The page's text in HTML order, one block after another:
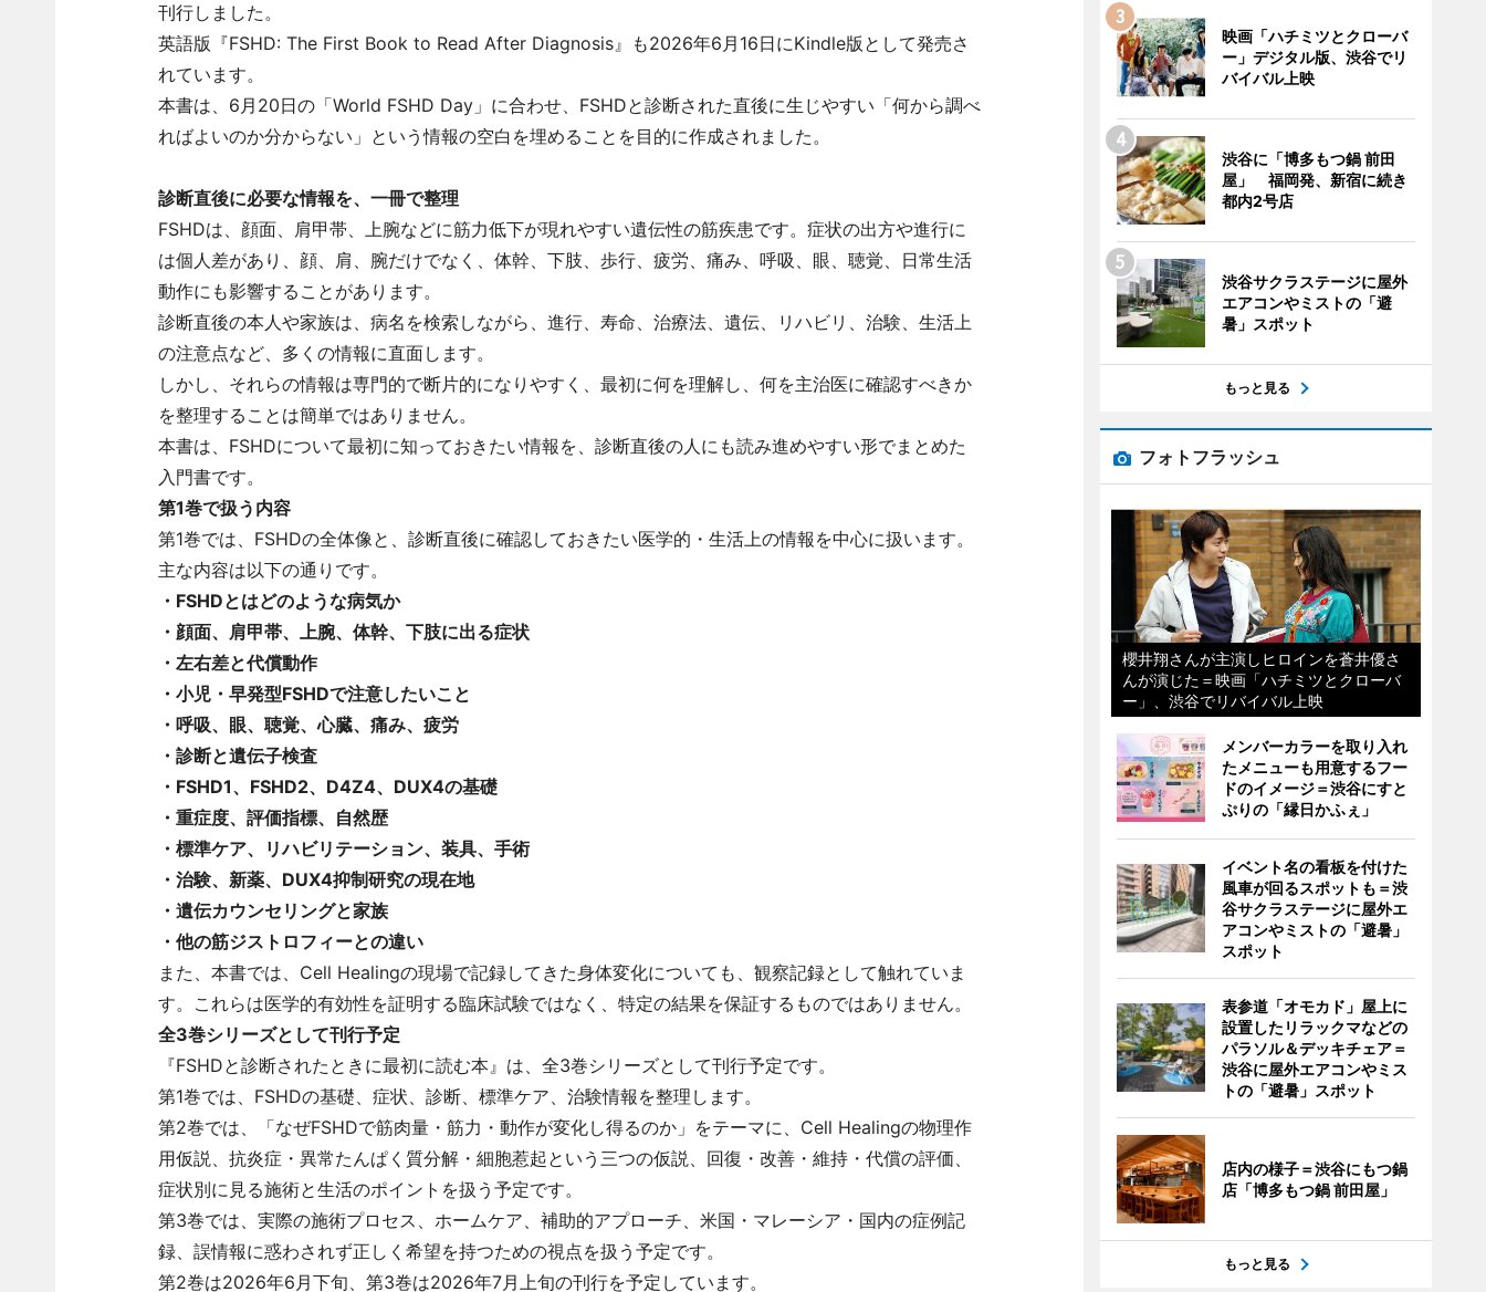
刊行しました。
英語版『FSHD: The First Book to Read After Diagnosis』も2026年6月16日にKindle版として発売さ
れています。
本書は、6月20日の「World FSHD Day」に合わせ、FSHDと診断された直後に生じやすい「何から調べ
ればよいのか分からない」という情報の空白を埋めることを目的に作成されました。
診断直後に必要な情報を、一冊で整理
FSHDは、顔面、肩甲帯、上腕などに筋力低下が現れやすい遺伝性の筋疾患です。症状の出方や進行に
は個人差があり、顔、肩、腕だけでなく、体幹、下肢、歩行、疲労、痛み、呼吸、眼、聴覚、日常生活
動作にも影響することがあります。
診断直後の本人や家族は、病名を検索しながら、進行、寿命、治療法、遺伝、リハビリ、治験、生活上
の注意点など、多くの情報に直面します。
しかし、それらの情報は専門的で断片的になりやすく、最初に何を理解し、何を主治医に確認すべきか
を整理することは簡単ではありません。
本書は、FSHDについて最初に知っておきたい情報を、診断直後の人にも読み進めやすい形でまとめた
入門書です。
第1巻で扱う内容
第1巻では、FSHDの全体像と、診断直後に確認しておきたい医学的・生活上の情報を中心に扱います。
主な内容は以下の通りです。
・FSHDとはどのような病気か
・顔面、肩甲帯、上腕、体幹、下肢に出る症状
・左右差と代償動作
・小児・早発型FSHDで注意したいこと
・呼吸、眼、聴覚、心臓、痛み、疲労
・診断と遺伝子検査
・FSHD1、FSHD2、D4Z4、DUX4の基礎
・重症度、評価指標、自然歴
・標準ケア、リハビリテーション、装具、手術
・治験、新薬、DUX4抑制研究の現在地
・遺伝カウンセリングと家族
・他の筋ジストロフィーとの違い
また、本書では、Cell Healingの現場で記録してきた身体変化についても、観察記録として触れていま
す。これらは医学的有効性を証明する臨床試験ではなく、特定の結果を保証するものではありません。
全3巻シリーズとして刊行予定
『FSHDと診断されたときに最初に読む本』は、全3巻シリーズとして刊行予定です。
第1巻では、FSHDの基礎、症状、診断、標準ケア、治験情報を整理します。
第2巻では、「なぜFSHDで筋肉量・筋力・動作が変化し得るのか」をテーマに、Cell Healingの物理作
用仮説、抗炎症・異常たんぱく質分解・細胞惹起という三つの仮説、回復・改善・維持・代償の評価、
症状別に見る施術と生活のポイントを扱う予定です。
第3巻では、実際の施術プロセス、ホームケア、補助的アプローチ、米国・マレーシア・国内の症例記
録、誤情報に惑わされず正しく希望を持つための視点を扱う予定です。
第2巻は2026年6月下旬、第3巻は2026年7月上旬の刊行を予定しています。
映画「ハチミツとクローバ
ー」デジタル版、渋谷でリ
バイバル上映
渋谷に「博多もつ鍋 前田
屋」 福岡発、新宿に続き
都内2号店
渋谷サクラステージに屋外
エアコンやミストの「避
暑」スポット
もっと見る
フォトフラッシュ
櫻井翔さんが主演しヒロインを蒼井優さ
んが演じた＝映画「ハチミツとクローバ
ー」、渋谷でリバイバル上映
メンバーカラーを取り入れ
たメニューも用意するフー
ドのイメージ＝渋谷にすと
ぷりの「縁日かふぇ」
イベント名の看板を付けた
風車が回るスポットも＝渋
谷サクラステージに屋外エ
アコンやミストの「避暑」
スポット
表参道「オモカド」屋上に
設置したリラックマなどの
パラソル＆デッキチェア＝
渋谷に屋外エアコンやミス
トの「避暑」スポット
店内の様子＝渋谷にもつ鍋
店「博多もつ鍋 前田屋」
もっと見る